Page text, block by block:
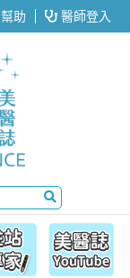
幫助 醫師登入